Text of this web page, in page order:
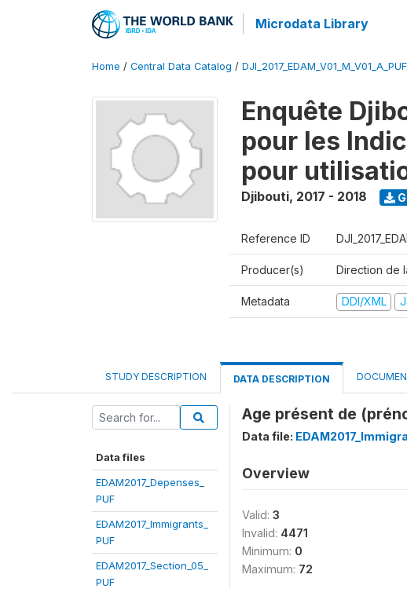
Microdata Library
Home / Central Data Catalog / DJI_2017_EDAM_V01_M_V01_A_PUF
Enquête
pour les
pour
Djibouti, 2017 - 2018
Reference ID
Producer(s) Direction de
Metadata DDI/XML
STUDY DESCRIPTION DATA DESCRIPTION
Data files
EDAM2017_Depenses_
PUF
EDAM2017_Immigrants_
PUF
EDAM2017_Section_05_
PUF
Age présent de
Data file:
Overview
Valid: 3
Invalid: 4471
Minimum: 0
Maximum: 72